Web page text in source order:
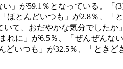
」が59.1％となっている。「
とんどいつも」が2.8％、「と
て、おだやかな気分でしたか
れに」が6.5％、「ぜんぜんな
いつも」が32.5％、「ときど